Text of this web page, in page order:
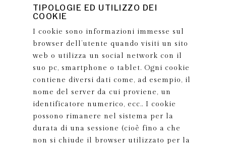
TIPOLOGIE ED UTILIZZO DEI
COOKIE
I cookie sono informazioni immesse sul
browser dell’utente quando visiti un sito
web o utilizza un social network con il
suo pc, smartphone o tablet. Ogni cookie
contiene diversi dati come, ad esempio, il
nome del server da cui proviene, un
identificatore numerico, ecc.. I cookie
possono rimanere nel sistema per la
durata di una sessione (cioè fino a che
non si chiude il browser utilizzato per la